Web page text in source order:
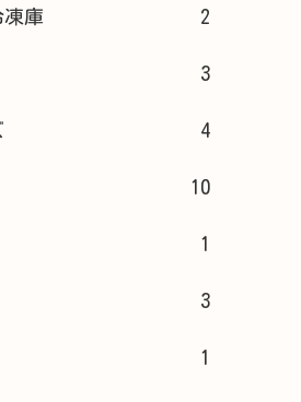
凍庫 2
3
4
10
1
3
1